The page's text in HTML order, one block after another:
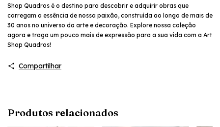
Shop Quadros é o destino para descobrir e adquirir obras que
carregam a essência de nossa paixão, construída ao longo de mais de
30 anos no universo da arte e decoração. Explore nossa coleção
agora e traga um pouco mais de expressão para a sua vida com a Art
Shop Quadros!
Compartilhar
Produtos relacionados